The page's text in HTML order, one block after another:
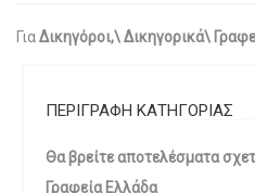
ΓιαΔικηγόροι,\ Δικηγορικά\
ΠΕΡΙΓΡΑΦΗ ΚΑΤΗΓΟΡΙΑΣ
Θα βρείτε αποτελέσματα
Γραφεία Ελλάδα